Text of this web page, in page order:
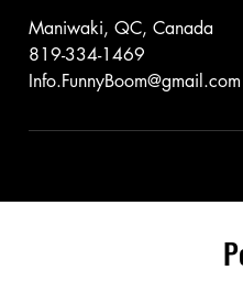
Maniwaki, QC, Canada
819-334-1469
Info.FunnyBoom@gmail.com